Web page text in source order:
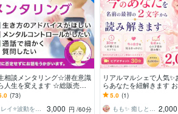
相談メンタリング☆潜在意識
人生を変えます ☆総販売数5
イメージトレーニングで潜在
を書き換え
(73)
レイ⭐波動をあげる占い☆開運カウンセラー
3,000 円 /60分
リアルマルシェで人気✨
らあなたを紐解きます お
平仮名最初の2文字から✨
なたが見えてきます✨
5.0 (1)
もも✨ 癒しときらめきのカウンセラー♡ 2,000